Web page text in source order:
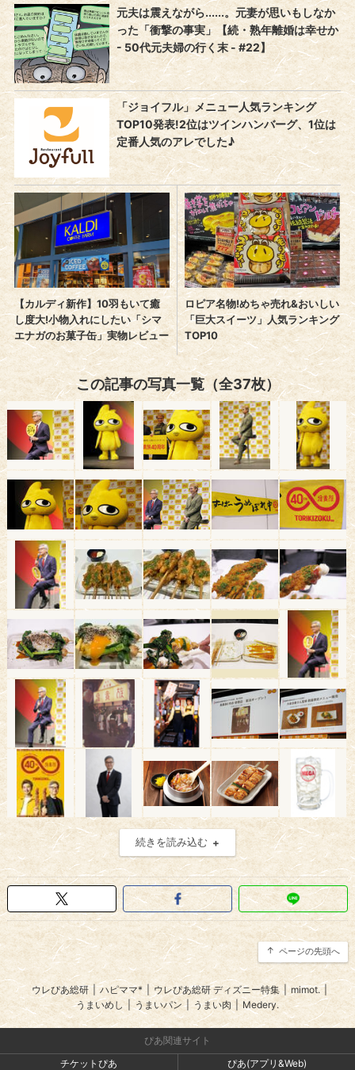
この記事の写真一覧（全37枚）
続きを読み込む
ページの先頭へ
ウレぴあ総研 | ハピママ* ウレぴあ総研 ディズニー特集 | mimot. |
うまいめし
うまいパン | うまい肉 | Medery.
ぴあ関連サイト
チケットぴあ
ぴあ(アプリ&Web)